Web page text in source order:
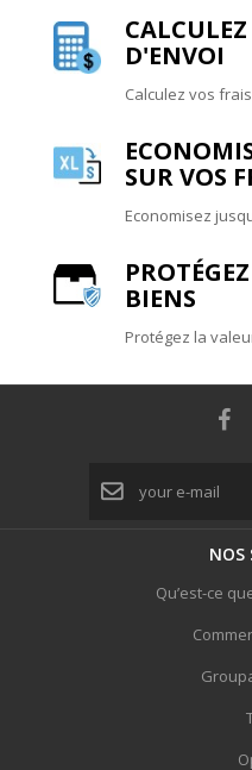
D'ENVOI
Calculez vos
SUR VOS
Economisez
BIENS
Protégez la
NOS
Qu’est-ce